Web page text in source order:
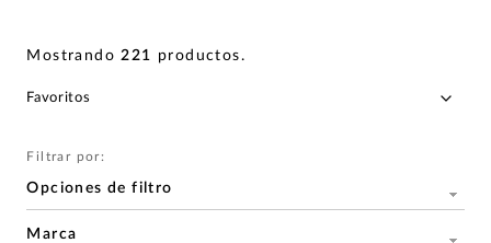
Mostrando221 productos.
Filtrar por:
Opciones de filtro
Marca